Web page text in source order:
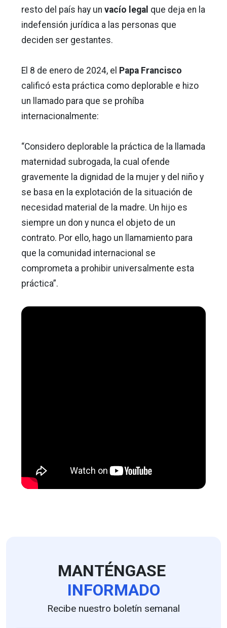
resto del país hay un vacío legal que deja en la
indefensión jurídica a las personas que
deciden ser gestantes.
El 8 de enero de 2024, el Papa Francisco
calificó esta práctica como deplorable e hizo
un llamado para que se prohíba
internacionalmente:
“Considero deplorable la práctica de la llamada
maternidad subrogada, la cual ofende
gravemente la dignidad de la mujer y del niño y
se basa en la explotación de la situación de
necesidad material de la madre. Un hijo es
siempre un don y nunca el objeto de un
contrato. Por ello, hago un llamamiento para
que la comunidad internacional se
comprometa a prohibir universalmente esta
práctica”.
MANTÉNGASE
INFORMADO
Recibe nuestro boletín semanal